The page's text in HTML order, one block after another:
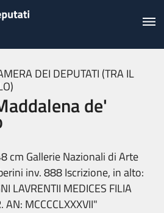
DEI DEPUTATI (TRA IL
de'
cm Gallerie Nazionali di Arte
inv. 888 Iscrizione, in alto:
LAVRENTII MEDICES FILIA
AN: MCCCCLXXXVII"